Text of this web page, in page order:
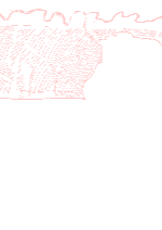
Texte
Date
Texte